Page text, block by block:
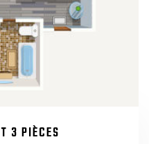
3 PIÈCES